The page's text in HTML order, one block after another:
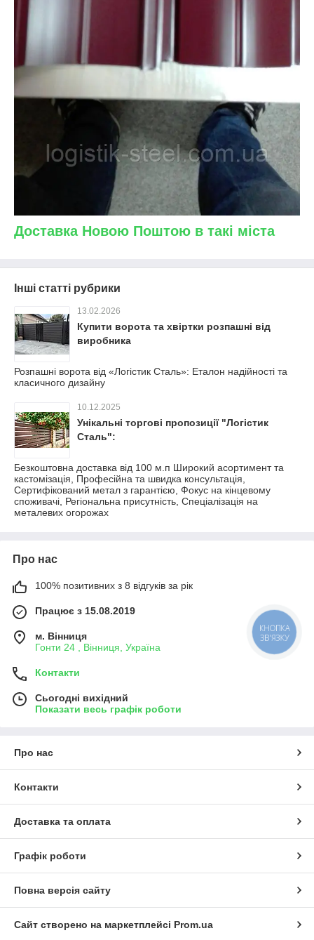
Доставка Новою Поштою в такі міста
Інші статті рубрики
13.02.2026
Купити ворота та хвіртки розпашні від
виробника
Розпашні ворота від «Логістик Сталь»: Еталон надійності та
класичного дизайну
10.12.2025
Унікальні торгові пропозиції "Логістик
Сталь":
Безкоштовна доставка від 100 м.п Широкий асортимент та
кастомізація, Професійна та швидка консультація,
Сертифікований метал з гарантією, Фокус на кінцевому
споживачі, Регіональна присутність, Спеціалізація на
металевих огорожах
Про нас
100% позитивних з 8 відгуків за рік
Працює з 15.08.2019
м. Вінниця
Гонти 24 , Вінниця, Україна
Контакти
Сьогодні вихідний
Показати весь графік роботи
Про нас
Контакти
Доставка та оплата
Графік роботи
Повна версія сайту
Сайт створено на маркетплейсі Prom.ua